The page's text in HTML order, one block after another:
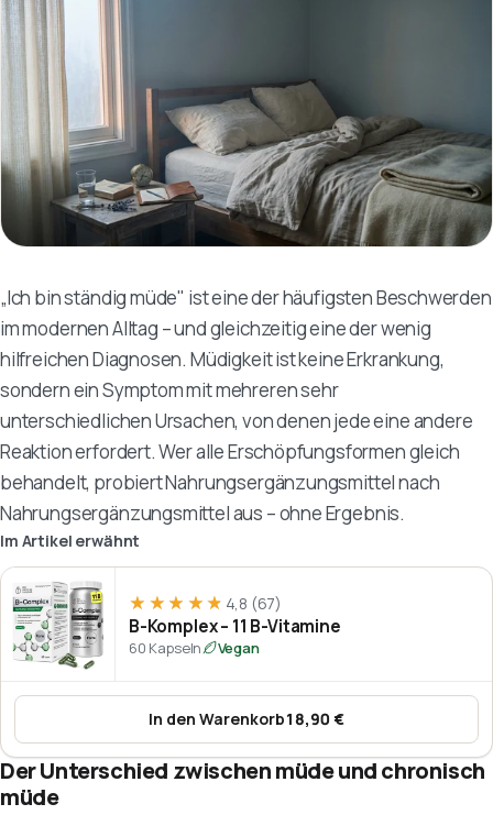
„Ich bin ständig müde" ist eine der häufigsten Beschwerden
im modernen Alltag – und gleichzeitig eine der wenig
hilfreichen Diagnosen. Müdigkeit ist keine Erkrankung,
sondern ein Symptom mit mehreren sehr
unterschiedlichen Ursachen, von denen jede eine andere
Reaktion erfordert. Wer alle Erschöpfungsformen gleich
behandelt, probiert Nahrungsergänzungsmittel nach
Nahrungsergänzungsmittel aus – ohne Ergebnis.
Im Artikel erwähnt
★★★★★
★★★★★ 4,8 (67)
B-Komplex – 11 B-Vitamine
60 Kapseln Vegan
In den Warenkorb18,90 €
:B-Komplex – 11 B-Vitamine
Der Unterschied zwischen müde und chronisch
müde